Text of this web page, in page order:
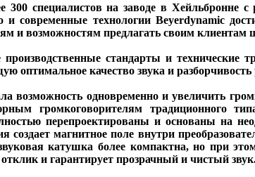
специалистов на заводе в Хейльбронне с
современные технологии Beyerdynamic
и возможностям предлагать своим
стандарты и технические
оптимальное качество звука и
возможность одновременно и увеличить
громкоговорителям традиционного
перепроектированы и основаны на
создает магнитное поле внутри
катушка более компактна, но при
и гарантирует прозрачный и чистый